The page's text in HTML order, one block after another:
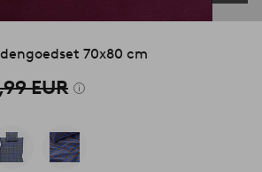
70x80 cm
EUR